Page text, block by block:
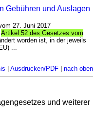
Gebühren und Auslagen
27. Juni 2017
Artikel 52 des Gesetzes vom
worden ist, in der jeweils
...
| Ausdrucken/PDF| nach oben
und weiterer